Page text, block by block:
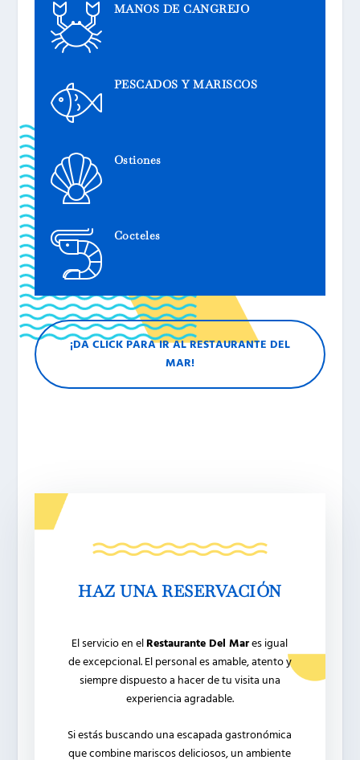
MANOS DE CANGREJO
PESCADOS Y MARISCOS
Ostiones
Cocteles
¡DA CLICK PARA IR AL RESTAURANTE DEL
MAR!
HAZ UNA RESERVACIÓN
El servicio en elRestaurante Del Mares igual
de excepcional. El personal es amable, atento y
siempre dispuesto a hacer de tu visita una
experiencia agradable.
Si estás buscando una escapada gastronómica
que combine mariscos deliciosos, un ambiente